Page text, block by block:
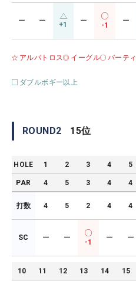
ー ー +1 ー
-1
ー
アルバトロス イーグル バーティ
ダブルボギー以上
ROUND2 15位
HOLE 1 2 3 4 5
PAR 4 5 3 4 4
打数 4 5 2 4 4
SC ー ー
-1
ー ー
10 11 12 13 14 15